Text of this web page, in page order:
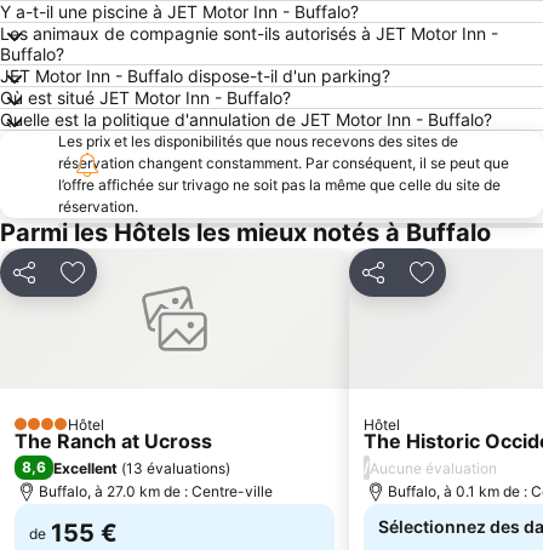
Y a-t-il une piscine à JET Motor Inn - Buffalo?
Les animaux de compagnie sont-ils autorisés à JET Motor Inn -
Buffalo?
JET Motor Inn - Buffalo dispose-t-il d'un parking?
Où est situé JET Motor Inn - Buffalo?
Quelle est la politique d'annulation de JET Motor Inn - Buffalo?
Les prix et les disponibilités que nous recevons des sites de
réservation changent constamment. Par conséquent, il se peut que
l’offre affichée sur trivago ne soit pas la même que celle du site de
réservation.
Parmi les Hôtels les mieux notés à Buffalo
PartagerAjouter à mes favoris
4 ÉtoilesHôtel
The Ranch at Ucross
8,6 Excellent (13 évaluations)
Buffalo, à 27.0 km de : Centre-ville
de 155 €
PartagerAjouter à
Hôtel
The Historic
/Aucune évaluation
Buffalo, à 0.1 km de :
Sélectionnez des